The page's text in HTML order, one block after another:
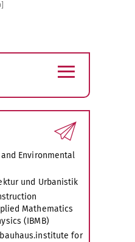
≡
Environmental
und Urbanistik
Mathematics
(IBMB)
for